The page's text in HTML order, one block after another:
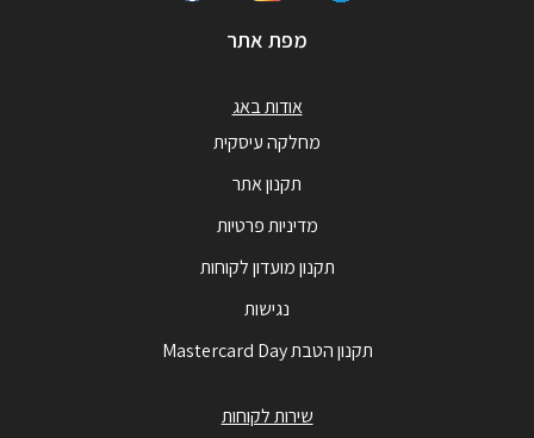
מפת אתר
אודות באג
מחלקה עיסקית
תקנון אתר
מדיניות פרטיות
תקנון מועדון לקוחות
נגישות
תקנון הטבת Mastercard Day
שירות לקוחות